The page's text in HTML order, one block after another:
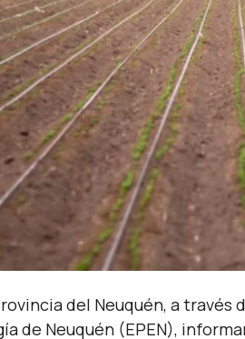
del Neuquén, a
de Neuquén (EPEN),